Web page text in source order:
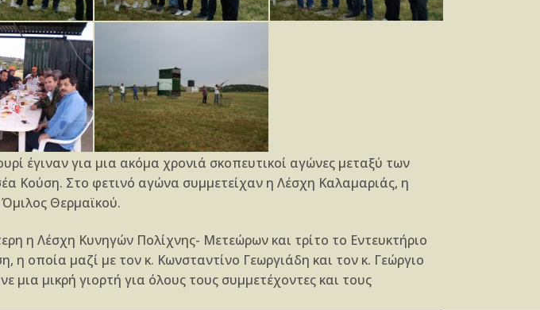
έγιναν για μια ακόμα χρονιά σκοπευτικοί αγώνες μεταξύ των
Κούση. Στο φετινό αγώνα συμμετείχαν η Λέσχη Καλαμαριάς, η
Θερμαϊκού.
η Λέσχη Κυνηγών Πολίχνης- Μετεώρων και τρίτο το Εντευκτήριο
οποία μαζί με τον κ. Κωνσταντίνο Γεωργιάδη και τον κ. Γεώργιο
μικρή γιορτή για όλους τους συμμετέχοντες και τους